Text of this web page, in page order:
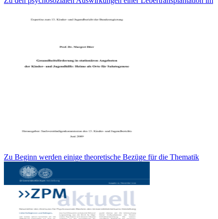
Zu Beginn werden einige theoretische Bezüge für die Thematik